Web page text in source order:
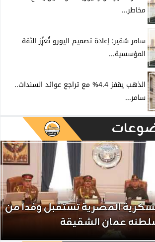
مخاطر...
سامر شقير: إعادة تصميم اليورو تُعزِّز الثقة
المؤسسية...
الذهب يقفز 4.4% مع تراجع عوائد السندات..
سامر...
المصرية تستقبل وفداً من
عمان الشقيقة